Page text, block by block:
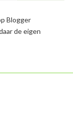
Blogger
de eigen